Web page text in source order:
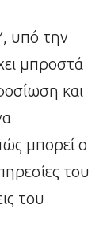
υπό την
μπροστά
και
μπορεί ο
του
του